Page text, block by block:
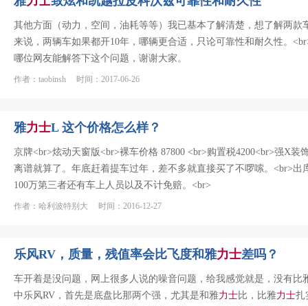
其他方面（动力，空间，油耗等等）我已基本了解清楚，想了解两
来说，两辆车如果都开10年，哪辆更合适，只论可靠性和耐久性。
哪位网友能解答下这个问题，谢谢大家。
作者：taobinsh 时间：2017-06-26
雅力士L 这个价格怎么样？
京牌<br>炫动天窗版<br>裸车价格 87800 <br>购置税4200<br>强X
离谱就算了。年底赶着提车过年，差不多就直接买了不啰嗦。<br>
100万第三者还有车上人员以及不计免赔。<br>
作者：哈利波特别大 时间：2016-12-27
乐风RV，质量，残值率会比飞度和雅力士差吗？
车开着是没问题，网上很多人说的噪音问题，给我感觉就是，没有比
中乐风RV，首先是底盘比那两个强，尤其是和雅力士比，比雅力士扎